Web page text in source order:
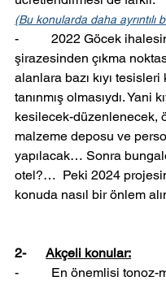
(Bu konularda daha
-          2022 Göcek
şirazesinden çıkma
alanlara bazı kıyı tesisleri
tanınmış olmasıydı. Yani
kesilecek-düzenlenecek,
malzeme deposu ve
yapılacak… Sonra
otel?…  Peki 2024
konuda nasıl bir önlem
2- Akçeli konular:
-          En önemlisi